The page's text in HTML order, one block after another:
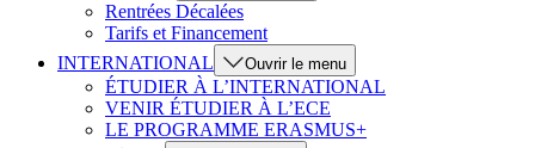
Rentrées Décalées
Tarifs et Financement
INTERNATIONAL
Ouvrir le menu
ÉTUDIER À L’INTERNATIONAL
VENIR ÉTUDIER À L’ECE
LE PROGRAMME ERASMUS+